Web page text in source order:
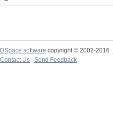
DSpace software copyright © 2002-2016
Contact Us
Send Feedback